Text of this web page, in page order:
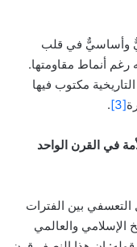
وأساسيٌّ في قلب
به رغم أنماط مقاومتها.
مكتوب فيها
[3]
.
في القرن الواحد
بين الفترات
الإسلامي والعالمي